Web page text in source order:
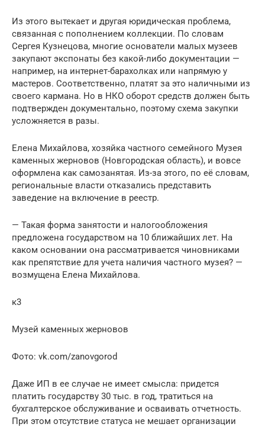
Из этого вытекает и другая юридическая проблема,
связанная с пополнением коллекции. По словам
Сергея Кузнецова, многие основатели малых музеев
закупают экспонаты без какой-либо документации —
например, на интернет-барахолках или напрямую у
мастеров. Соответственно, платят за это наличными из
своего кармана. Но в НКО оборот средств должен быть
подтвержден документально, поэтому схема закупки
усложняется в разы.
Елена Михайлова, хозяйка частного семейного Музея
каменных жерновов (Новгородская область), и вовсе
оформлена как самозанятая. Из-за этого, по её словам,
региональные власти отказались представить
заведение на включение в реестр.
— Такая форма занятости и налогообложения
предложена государством на 10 ближайших лет. На
каком основании она рассматривается чиновниками
как препятствие для учета наличия частного музея? —
возмущена Елена Михайлова.
к3
Музей каменных жерновов
Фото: vk.com/zanovgorod
Даже ИП в ее случае не имеет смысла: придется
платить государству 30 тыс. в год, тратиться на
бухгалтерское обслуживание и осваивать отчетность.
При этом отсутствие статуса не мешает организации